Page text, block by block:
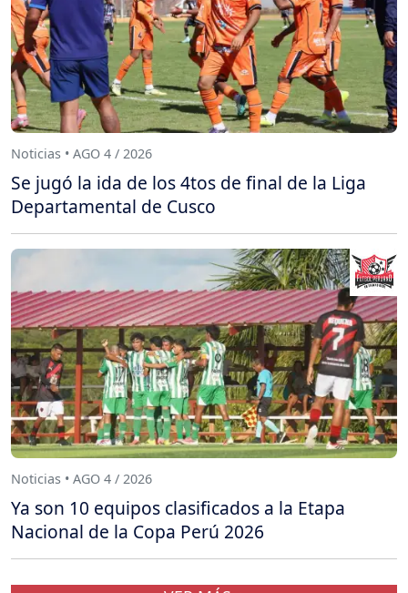
Noticias • AGO 4 / 2026
Se jugó la ida de los 4tos de final de la Liga
Departamental de Cusco
Noticias • AGO 4 / 2026
Ya son 10 equipos clasificados a la Etapa
Nacional de la Copa Perú 2026